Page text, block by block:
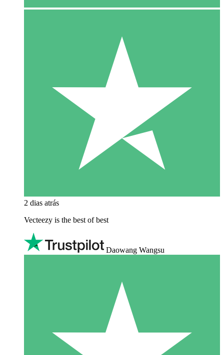
2 dias atrás
Vecteezy is the best of best
Daowang Wangsu